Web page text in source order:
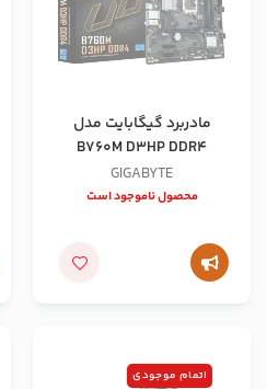
مادربرد گیگابایت مدل
B760M D3HP DDR4
GIGABYTE
محصول ناموجود است
اتمام موجودی